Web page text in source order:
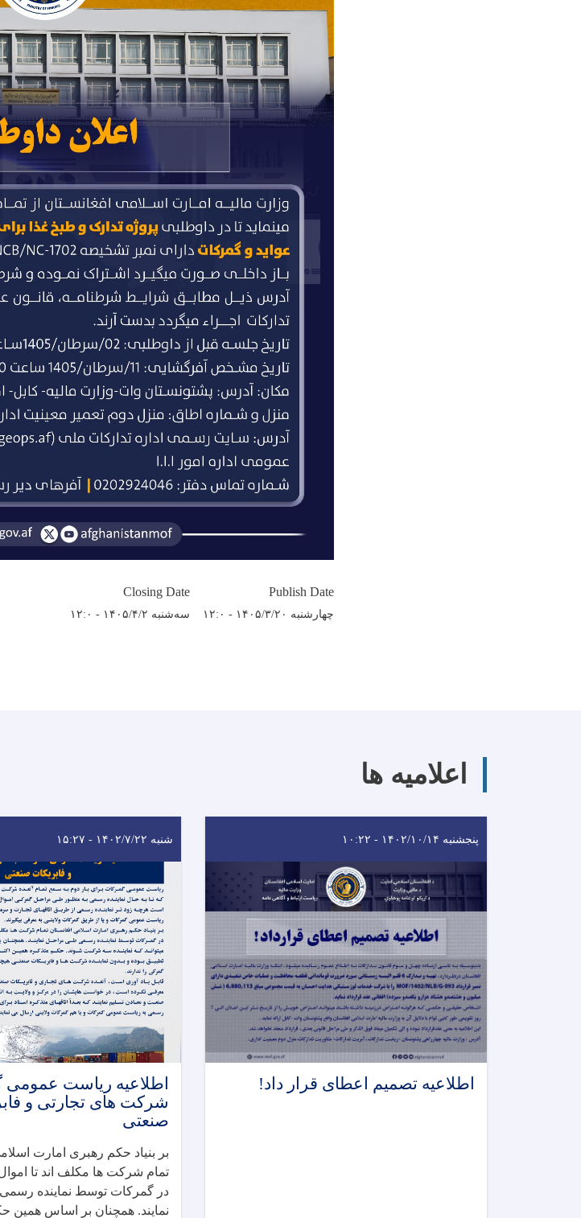
Publish Date
چهارشنبه ۱۴۰۵/۳/۲۰ - ۱۲:۰
Closing Date
سه‌شنبه ۱۴۰۵/۴/۲ - ۱۲:۰
اعلامیه ها
پنجشنبه ۱۴۰۲/۱۰/۱۴ - ۱۰:۲۲
اطلاعیه تصمیم اعطای قرار داد!
شنبه ۱۴۰۲/۷/۲۲ - ۱۵:۲۷
اطلاعیه ریاست عمومی
شرکت های تجارتی و
صنعتی
بر بنیاد حکم رهبری امارت
تمام شرکت ها مکلف اند تا
در گمرکات توسط نماینده
نمایند. همچنان بر اساس همین